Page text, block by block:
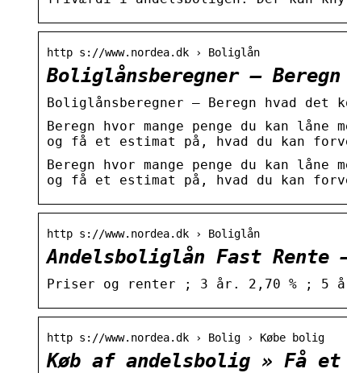
http s://www.nordea.dk › Boliglån
Boliglånsberegner –
Boliglånsberegner – Beregn hvad det
Beregn hvor mange penge du kan
og få et estimat på, hvad du kan
Beregn hvor mange penge du kan
og få et estimat på, hvad du kan
http s://www.nordea.dk › Boliglån
Andelsboliglån Fast Rente
Priser og renter ; 3 år. 2,70 % ; 5
http s://www.nordea.dk › Bolig › Købe bolig
Køb af andelsbolig » Få